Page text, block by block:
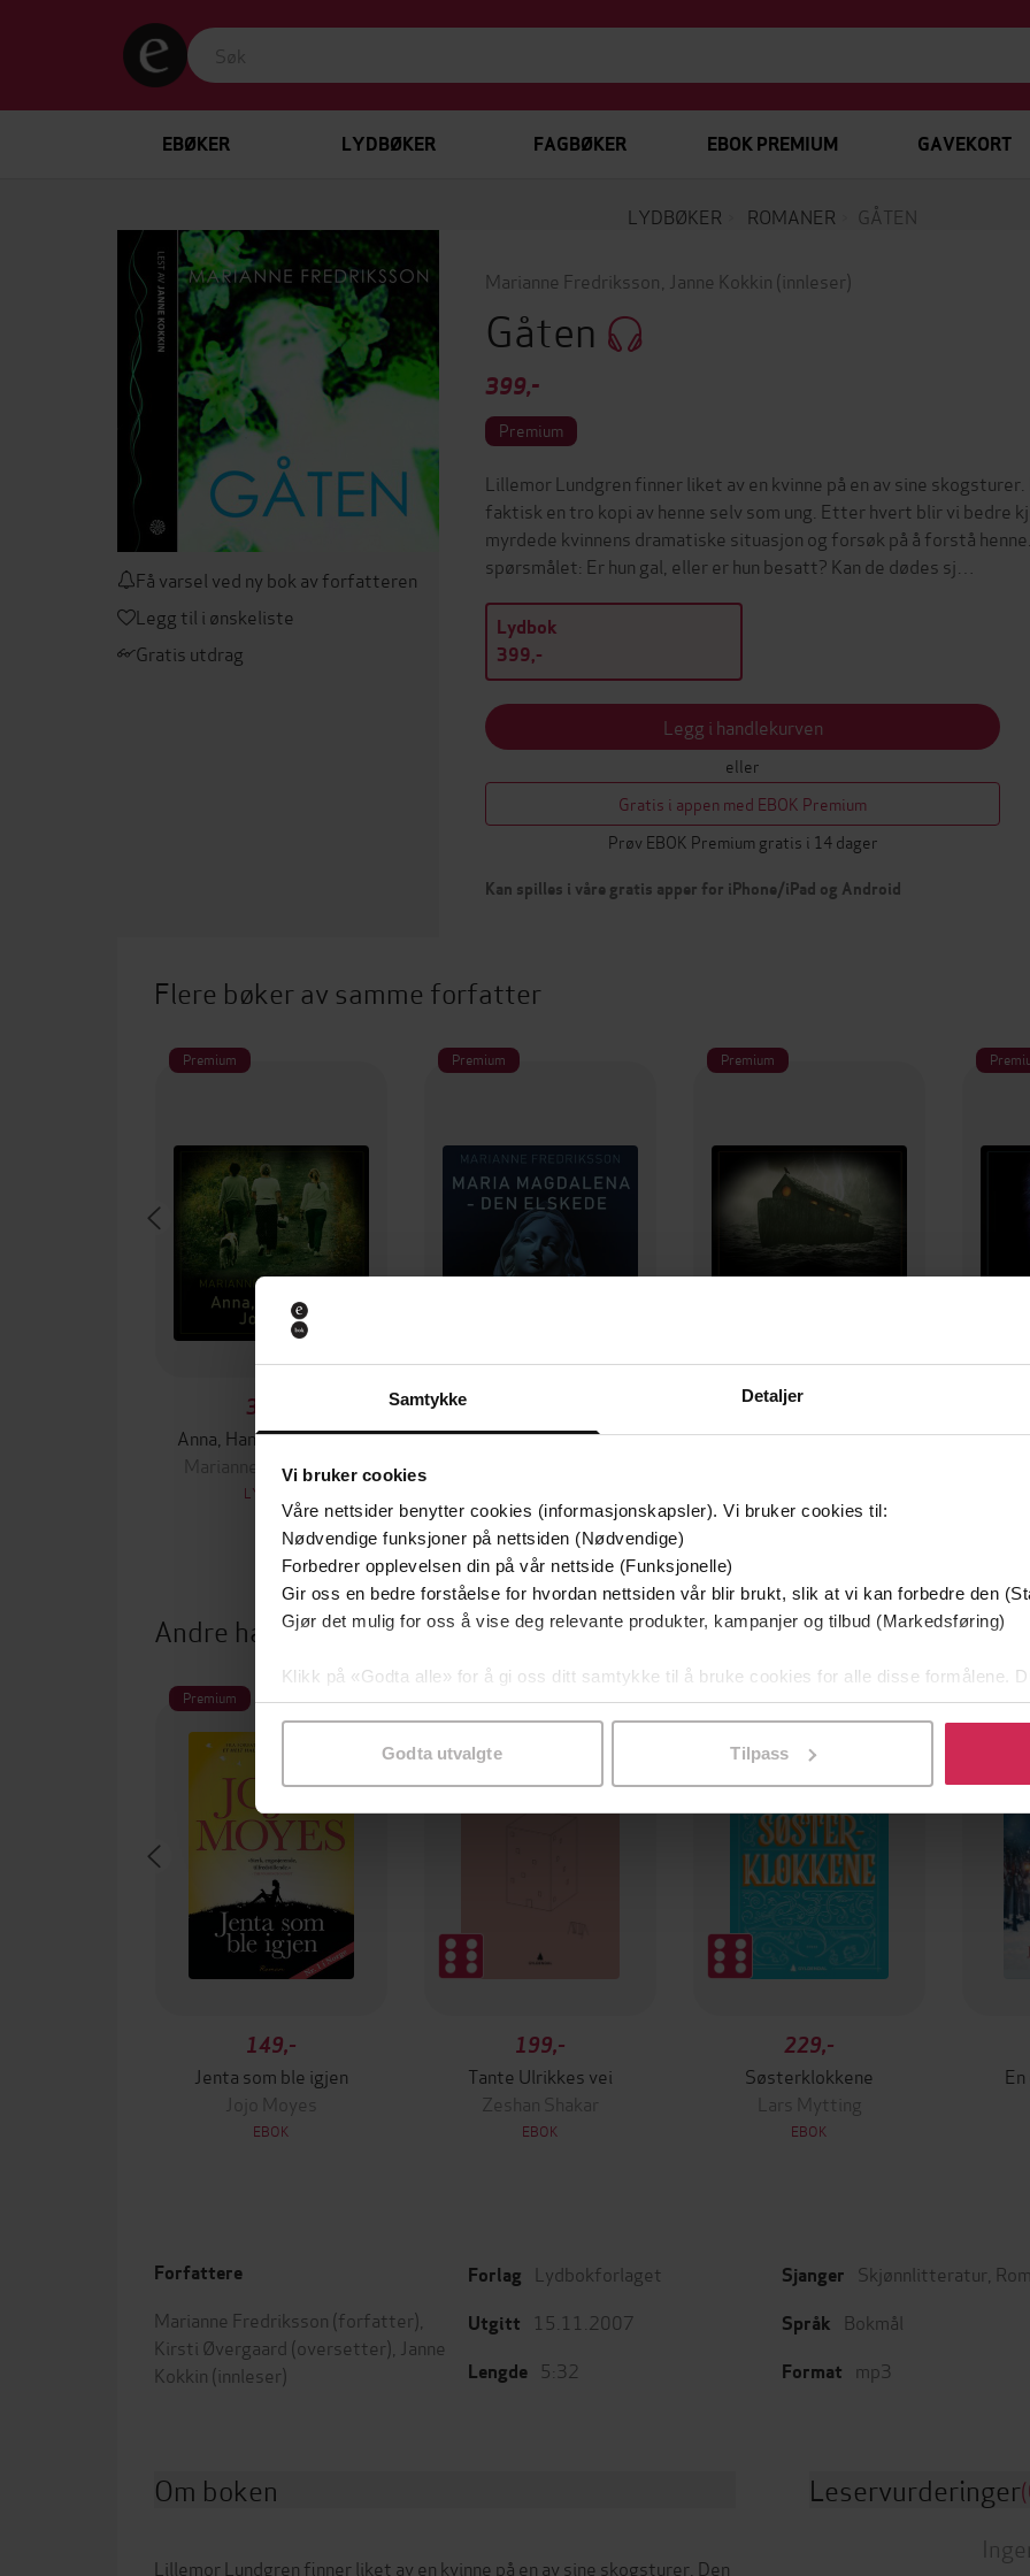
Samtykke Detaljer
Vi bruker cookies
Våre nettsider benytter cookies (informasjonskapsler). Vi bruker cookies til:
Nødvendige funksjoner på nettsiden (Nødvendige)
Forbedrer opplevelsen din på vår nettside (Funksjonelle)
Gir oss en bedre forståelse for hvordan nettsiden vår blir brukt, slik at vi kan forbedre den
Gjør det mulig for oss å vise deg relevante produkter, kampanjer og tilbud (Markedsføring)
Klikk på «Godta alle» for å gi oss ditt samtykke til å bruke cookies for alle disse formålene.
samtykke til spesifikke formål ved å klikke på «Tilpass». Du kan når som helst trekke
Godta utvalgte Tilpass
EBØKER LYDBØKER FAGBØKER EBOK PREMIUM GAVEKORT
LYDBØKER ROMANER GÅTEN
Få varsel ved ny bok av forfatteren
Legg til i ønskeliste
Gratis utdrag
Marianne Fredriksson Janne Kokkin (innleser)
Gåten
399,-
Premium
Lillemor Lundgren finner liket av en kvinne på en av sine
faktisk en tro kopi av henne selv som ung. Etter hvert blir vi bedre
myrdede kvinnens dramatiske situasjon og forsøk på å forstå
spørsmålet: Er hun gal, eller er hun besatt? Kan de dødes sj…
Lydbok
399,-
Legg i handlekurven
eller
Gratis i appen med EBOK Premium
Prøv EBOK Premium gratis i 14 dager
Kan spilles i våre gratis apper for iPhone/iPad og Android
Flere bøker av samme forfatter
Premium
399,-
Anna, Hanna og Johanna
Marianne Fredriksson
LYDBOK
Premium
Maria Magdalena - den elskede
Premium
399,-
Syndfloden
Den
Andre har også kjøpt
Premium
149,-
Jenta som ble igjen
Jojo Moyes
EBOK
199,-
Tante Ulrikkes vei
Zeshan Shakar
EBOK
229,-
Søsterklokkene
Lars Mytting
EBOK
Forfattere
Marianne Fredriksson (forfatter),
Kirsti Øvergaard (oversetter), Janne
Kokkin (innleser)
Forlag Lydbokforlaget
Utgitt 15.11.2007
Lengde 5:32
Sjanger Skjønnlitteratur
Språk Bokmål
Format mp3
Om boken
Lillemor Lundgren finner liket av en kvinne på en av sine skogsturer. Den
Leservurderinger